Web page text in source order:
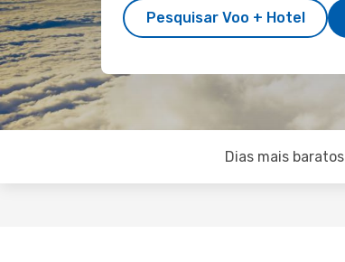
Pesquisar Voo + Hotel
Dias mais baratos